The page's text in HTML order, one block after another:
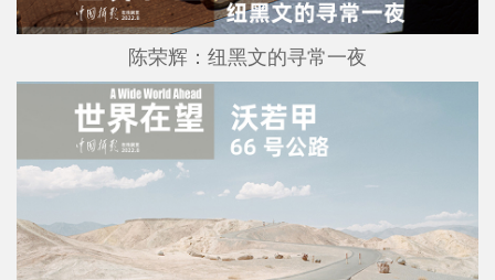
陈荣辉：纽黑文的寻常一夜